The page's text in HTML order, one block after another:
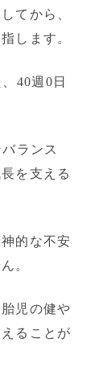
てから、
します。
40週0日
ランス
を支える
的な不安
。
児の健や
ることが